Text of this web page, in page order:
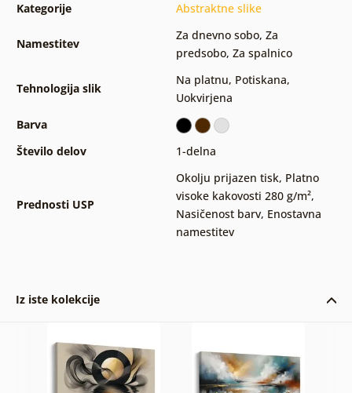
Kategorije Abstraktne slike
Namestitev
Za dnevno sobo, Za
predsobo, Za spalnico
Tehnologija slik
Na platnu, Potiskana,
Uokvirjena
Barva
Število delov
1-delna
Prednosti USP
Okolju prijazen tisk, Platno
visoke kakovosti 280 g/m²,
Nasičenost barv, Enostavna
namestitev
Iz iste kolekcije